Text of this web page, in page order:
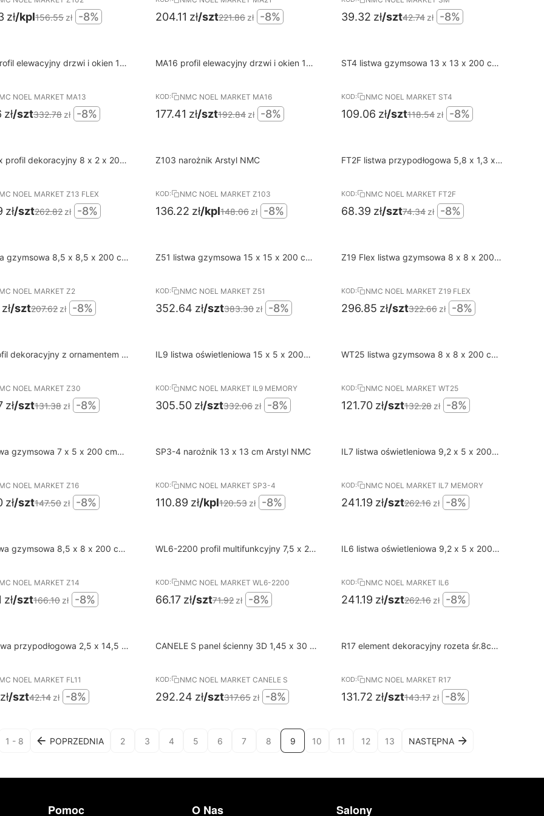
zł/kpl156.55 zł -8% 204.11 zł/szt221.86 zł -8% 39.32 zł/szt42.74 zł -8%
dostawa od 400 PLN
elewacyjny drzwi i okien 14
NOEL MARKET MA13
zł/szt332.78 zł -8%
8%
Darmowa dostawa od 400 PLN
MA16 profil elewacyjny drzwi i okien 10
KOD: NMC NOEL MARKET MA16
177.41 zł/szt192.84 zł -8%
8%
Darmowa dostawa od 400 PLN
ST4 listwa gzymsowa 13 x 13 x 200 cm
KOD: NMC NOEL MARKET ST4
109.06 zł/szt118.54 zł -8%
dostawa od 400 PLN
profil dekoracyjny 8 x 2 x 200
NOEL MARKET Z13 FLEX
zł/szt262.82 zł -8%
8%
Darmowa dostawa od 400 PLN
Z103 narożnik Arstyl NMC
KOD: NMC NOEL MARKET Z103
136.22 zł/kpl148.06 zł -8%
8%
Darmowa dostawa od 400 PLN
FT2F listwa przypodłogowa 5,8 x 1,3 x
KOD: NMC NOEL MARKET FT2F
68.39 zł/szt74.34 zł -8%
dostawa od 400 PLN
gzymsowa 8,5 x 8,5 x 200 cm
NOEL MARKET Z2
zł/szt207.62 zł -8%
8%
Darmowa dostawa od 400 PLN
Z51 listwa gzymsowa 15 x 15 x 200 cm
KOD: NMC NOEL MARKET Z51
352.64 zł/szt383.30 zł -8%
8%
Darmowa dostawa od 400 PLN
Z19 Flex listwa gzymsowa 8 x 8 x 200
KOD: NMC NOEL MARKET Z19 FLEX
296.85 zł/szt322.66 zł -8%
dostawa od 400 PLN
dekoracyjny z ornamentem 8
NOEL MARKET Z30
zł/szt131.38 zł -8%
8%
Darmowa dostawa od 400 PLN
IL9 listwa oświetleniowa 15 x 5 x 200
KOD: NMC NOEL MARKET IL9 MEMORY
305.50 zł/szt332.06 zł -8%
8%
Darmowa dostawa od 400 PLN
WT25 listwa gzymsowa 8 x 8 x 200 cm
KOD: NMC NOEL MARKET WT25
121.70 zł/szt132.28 zł -8%
dostawa od 400 PLN
gzymsowa 7 x 5 x 200 cm
NOEL MARKET Z16
zł/szt147.50 zł -8%
8%
Darmowa dostawa od 400 PLN
SP3-4 narożnik 13 x 13 cm Arstyl NMC
KOD: NMC NOEL MARKET SP3-4
110.89 zł/kpl120.53 zł -8%
8%
Darmowa dostawa od 400 PLN
IL7 listwa oświetleniowa 9,2 x 5 x 200
KOD: NMC NOEL MARKET IL7 MEMORY
241.19 zł/szt262.16 zł -8%
dostawa od 400 PLN
gzymsowa 8,5 x 8 x 200 cm
NOEL MARKET Z14
zł/szt166.10 zł -8%
8%
Darmowa dostawa od 400 PLN
WL6-2200 profil multifunkcyjny 7,5 x 2 x
KOD: NMC NOEL MARKET WL6-2200
66.17 zł/szt71.92 zł -8%
8%
Darmowa dostawa od 400 PLN
IL6 listwa oświetleniowa 9,2 x 5 x 200
KOD: NMC NOEL MARKET IL6
241.19 zł/szt262.16 zł -8%
dostawa od 400 PLN
przypodłogowa 2,5 x 14,5 x
NOEL MARKET FL11
zł/szt42.14 zł -8%
8%
Darmowa dostawa od 400 PLN
CANELE S panel ścienny 3D 1,45 x 30 x
KOD: NMC NOEL MARKET CANELE S
292.24 zł/szt317.65 zł -8%
8%
Darmowa dostawa od 400 PLN
R17 element dekoracyjny rozeta śr.8cm
KOD: NMC NOEL MARKET R17
131.72 zł/szt143.17 zł -8%
1 - 8 POPRZEDNIA 2 3 4 5 6 7 8 9 10 11 12 13 NASTĘPNA
Pomoc O Nas Salony